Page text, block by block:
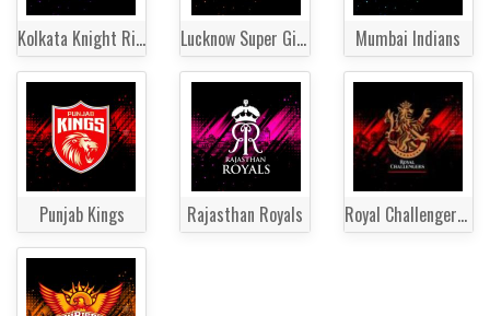
Kolkata Knight Riders Lucknow Super Giants Mumbai Indians
Punjab Kings Rajasthan Royals Royal Challengers Bengaluru